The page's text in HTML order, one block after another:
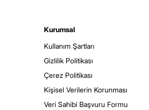
Kurumsal
Kullanım Şartları
Gizlilik Politikası
Çerez Politikası
Kişisel Verilerin Korunması
Veri Sahibi Başvuru Formu